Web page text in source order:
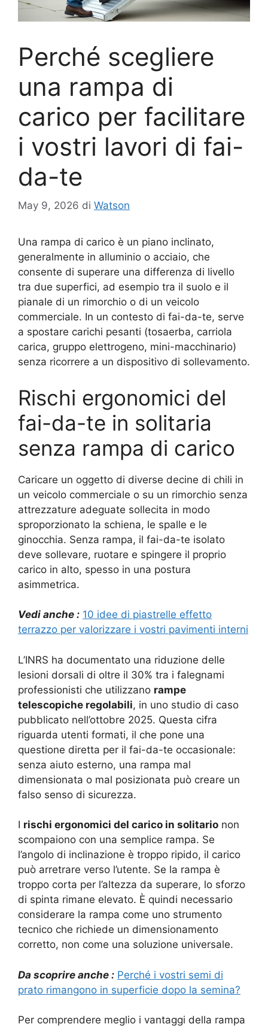
Perché scegliere
una rampa di
carico per facilitare
i vostri lavori di fai-
da-te
May 9, 2026 di Watson
Una rampa di carico è un piano inclinato,
generalmente in alluminio o acciaio, che
consente di superare una differenza di livello
tra due superfici, ad esempio tra il suolo e il
pianale di un rimorchio o di un veicolo
commerciale. In un contesto di fai-da-te, serve
a spostare carichi pesanti (tosaerba, carriola
carica, gruppo elettrogeno, mini-macchinario)
senza ricorrere a un dispositivo di sollevamento.
Rischi ergonomici del
fai-da-te in solitaria
senza rampa di carico
Caricare un oggetto di diverse decine di chili in
un veicolo commerciale o su un rimorchio senza
attrezzature adeguate sollecita in modo
sproporzionato la schiena, le spalle e le
ginocchia. Senza rampa, il fai-da-te isolato
deve sollevare, ruotare e spingere il proprio
carico in alto, spesso in una postura
asimmetrica.
Vedi anche : 10 idee di piastrelle effetto
terrazzo per valorizzare i vostri pavimenti interni
L’INRS ha documentato una riduzione delle
lesioni dorsali di oltre il 30% tra i falegnami
professionisti che utilizzano rampe
telescopiche regolabili, in uno studio di caso
pubblicato nell’ottobre 2025. Questa cifra
riguarda utenti formati, il che pone una
questione diretta per il fai-da-te occasionale:
senza aiuto esterno, una rampa mal
dimensionata o mal posizionata può creare un
falso senso di sicurezza.
I rischi ergonomici del carico in solitario non
scompaiono con una semplice rampa. Se
l’angolo di inclinazione è troppo ripido, il carico
può arretrare verso l’utente. Se la rampa è
troppo corta per l’altezza da superare, lo sforzo
di spinta rimane elevato. È quindi necessario
considerare la rampa come uno strumento
tecnico che richiede un dimensionamento
corretto, non come una soluzione universale.
Da scoprire anche : Perché i vostri semi di
prato rimangono in superficie dopo la semina?
Per comprendere meglio i vantaggi della rampa